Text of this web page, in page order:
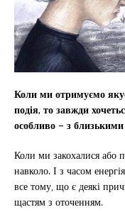
Коли ми отримуємо
подія, то завжди
особливо – з
Коли ми закохалися або
навколо. І з часом
все тому, що є деякі
щастям з оточенням.